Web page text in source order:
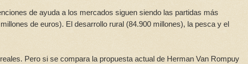
de ayuda a los mercados siguen siendo las partidas más
de euros). El desarrollo rural (84.900 millones), la pesca y el
Pero si se compara la propuesta actual de Herman Van Rompuy